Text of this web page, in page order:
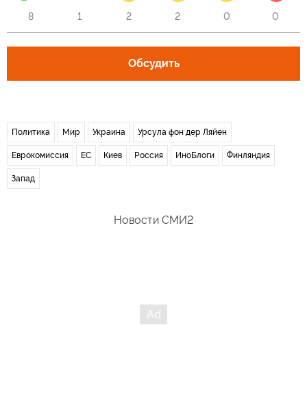
8 1 2 2 0 0
Обсудить
Политика Мир Украина Урсула фон дер Ляйен
Еврокомиссия ЕС Киев Россия ИноБлоги Финляндия
Запад
Новости СМИ2